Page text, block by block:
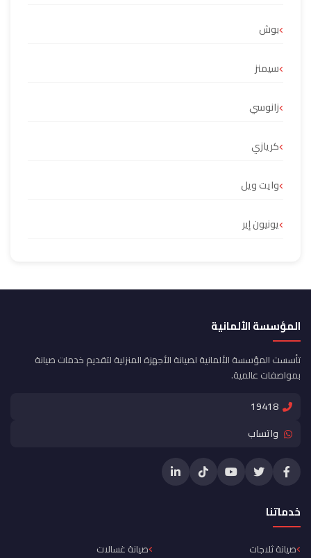
بوش
سيمنز
زانوسي
كريازي
وايت ويل
يونيون إير
المؤسسة الألمانية
تأسست المؤسسة الألمانية لصيانة الأجهزة المنزلية لتقديم خدمات صيانة
بمواصفات عالمية.
19418
واتساب
خدماتنا
صيانة ثلاجات
صيانة غسالات